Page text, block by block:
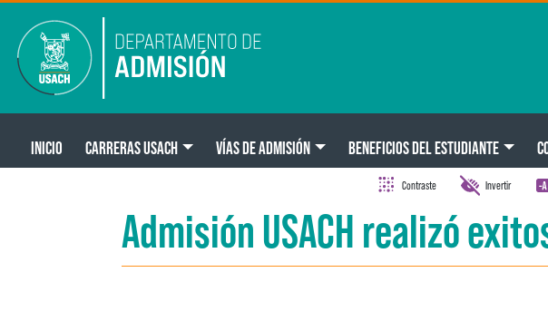
Main navigation
INICIO CARRERAS USACH VÍAS DE ADMISIÓN BENEFICIOS DEL ESTUDIANTE
Contraste Invertir
Admisión USACH realizó